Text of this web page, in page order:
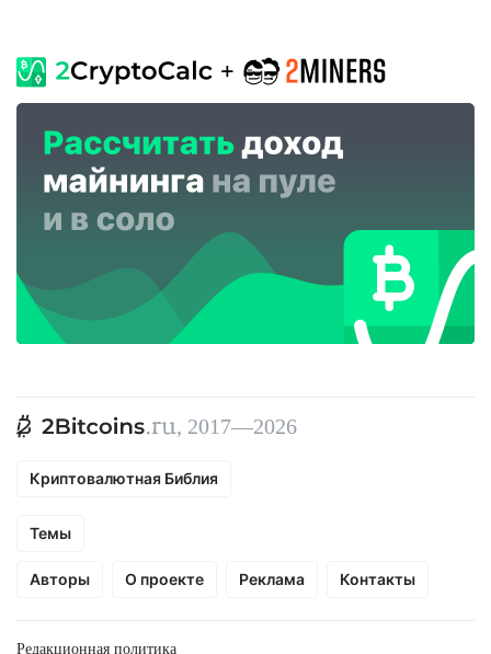
, 2017—2026
Криптовалютная Библия
Темы
Авторы О проекте Реклама Контакты
Редакционная политика